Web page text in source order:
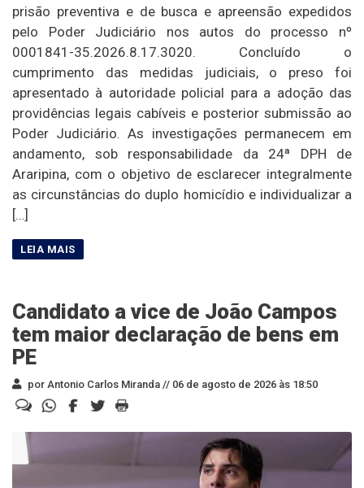
prisão preventiva e de busca e apreensão expedidos
pelo Poder Judiciário nos autos do processo nº
0001841-35.2026.8.17.3020. Concluído o
cumprimento das medidas judiciais, o preso foi
apresentado à autoridade policial para a adoção das
providências legais cabíveis e posterior submissão ao
Poder Judiciário. As investigações permanecem em
andamento, sob responsabilidade da 24ª DPH de
Araripina, com o objetivo de esclarecer integralmente
as circunstâncias do duplo homicídio e individualizar a
[…]
Candidato a vice de João Campos
tem maior declaração de bens em
PE
por Antonio Carlos Miranda // 06 de agosto de 2026 às 18:50